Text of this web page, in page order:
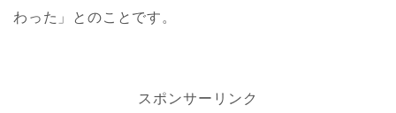
わった」とのことです。
スポンサーリンク